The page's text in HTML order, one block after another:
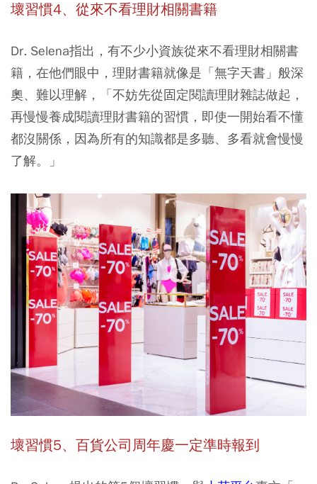
壞習慣4、從來不看理財相關書籍
Dr. Selena指出，有不少小資族從來不看理財相關書
籍，在他們眼中，理財書籍就像是「無字天書」般深
奧、難以理解，「不妨先從固定閱讀理財雜誌做起，
再慢慢養成閱讀理財書籍的習慣，即使一開始看不懂
都沒關係，因為所有的知識都是多聽、多看就會慢慢
了解。」
壞習慣5、百貨公司周年慶一定準時報到